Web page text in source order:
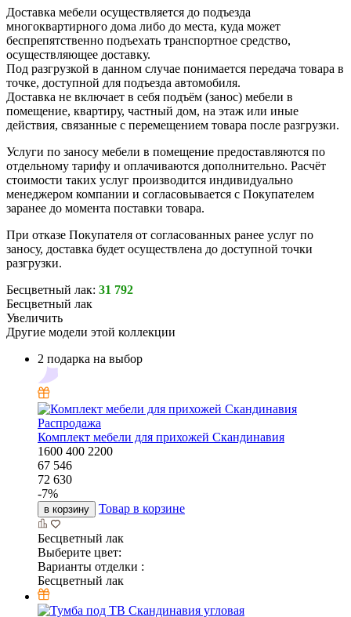
Доставка мебели осуществляется до подъезда
многоквартирного дома либо до места, куда может
беспрепятственно подъехать транспортное средство,
осуществляющее доставку.
Под разгрузкой в данном случае понимается передача товара в
точке, доступной для подъезда автомобиля.
Доставка не включает в себя подъём (занос) мебели в
помещение, квартиру, частный дом, на этаж или иные
действия, связанные с перемещением товара после разгрузки.
Услуги по заносу мебели в помещение предоставляются по
отдельному тарифу и оплачиваются дополнительно. Расчёт
стоимости таких услуг производится индивидуально
менеджером компании и согласовывается с Покупателем
заранее до момента поставки товара.
При отказе Покупателя от согласованных ранее услуг по
заносу, доставка будет осуществлена до доступной точки
разгрузки.
Бесцветный лак: 31 792
Бесцветный лак
Увеличить
Другие модели этой коллекции
2 подарка на выбор
Распродажа
Комплект мебели для прихожей Скандинавия
1600 400 2200
67 546
72 630
-7%
в корзину Товар в корзине
Бесцветный лак
Выберите цвет:
Варианты отделки :
Бесцветный лак